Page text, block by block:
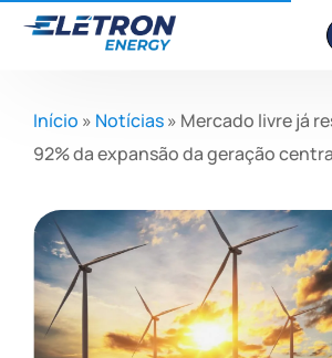
Início » Notícias» Mercado livre já
92% da expansão da geração